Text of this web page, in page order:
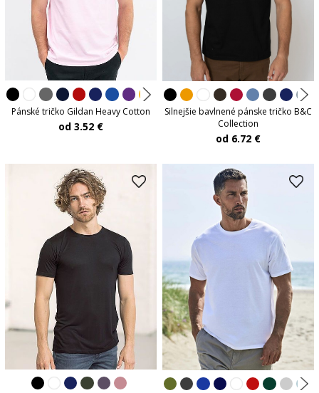
Pánské tričko Gildan Heavy Cotton
od 3.52 €
Silnejšie bavlnené pánske tričko B&C
Collection
od 6.72 €